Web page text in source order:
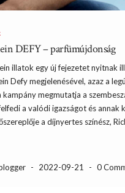
DEFY – parfümújdonság
illatok egy új fejezetet nyitnak
Defy megjelenésével, azaz a
kampány megmutatja a
a valódi igazságot és annak
a díjnyertes színész,
- 2022-09-21 - 0